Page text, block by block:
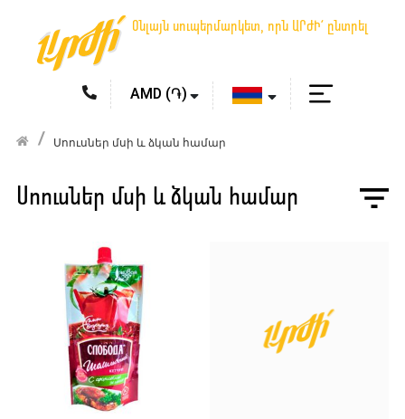
Օնլայն սուպերմարկետ, որն ԱՐԺԻ՛ ընտրել
Սոուսներ մսի և ձկան համար
Սոուսներ մսի և ձկան համար